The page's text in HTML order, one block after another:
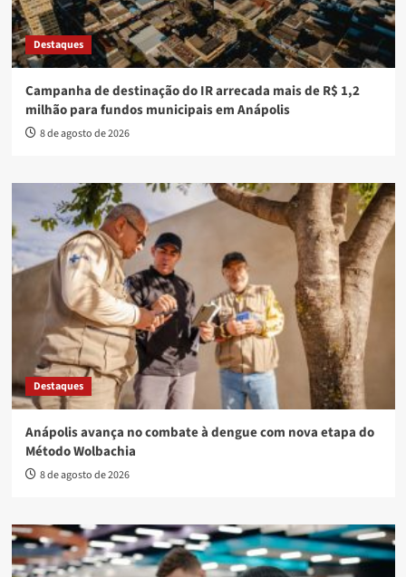
Destaques
Campanha de destinação do IR arrecada mais de R$ 1,2
milhão para fundos municipais em Anápolis
8 de agosto de 2026
Destaques
Anápolis avança no combate à dengue com nova etapa do
Método Wolbachia
8 de agosto de 2026